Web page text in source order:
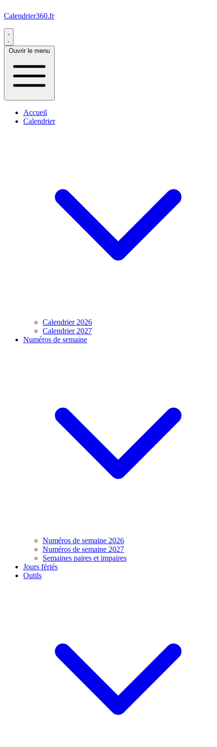
Calendrier360.fr
Ouvrir le menu
Accueil
Calendrier
Calendrier 2026
Calendrier 2027
Numéros de semaine
Numéros de semaine 2026
Numéros de semaine 2027
Semaines paires et impaires
Jours fériés
Outils